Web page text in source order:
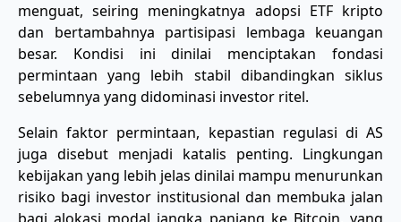
menguat, seiring meningkatnya adopsi ETF kripto
dan bertambahnya partisipasi lembaga keuangan
besar. Kondisi ini dinilai menciptakan fondasi
permintaan yang lebih stabil dibandingkan siklus
sebelumnya yang didominasi investor ritel.
Selain faktor permintaan, kepastian regulasi di AS
juga disebut menjadi katalis penting. Lingkungan
kebijakan yang lebih jelas dinilai mampu menurunkan
risiko bagi investor institusional dan membuka jalan